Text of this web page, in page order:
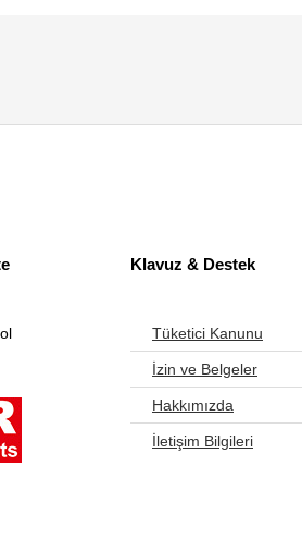
Klavuz & Destek
Tüketici Kanunu
İzin ve Belgeler
Hakkımızda
İletişim Bilgileri